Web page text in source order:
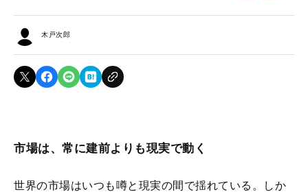
木戸次郎
市場は、常に建前よりも現実で動く
世界の市場はいつも噂と現実の間で揺れている。しか